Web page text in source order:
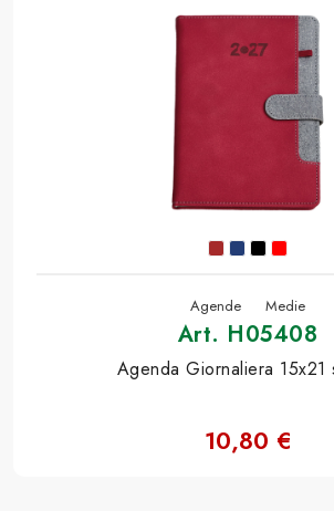
Agende Medie
Art. H05408
Agenda Giornaliera 15x21
10,80 €